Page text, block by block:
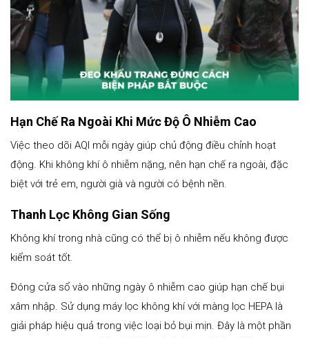
Hạn Chế Ra Ngoài Khi Mức Độ Ô Nhiễm Cao
Việc theo dõi AQI mỗi ngày giúp chủ động điều chỉnh hoạt
động. Khi không khí ô nhiễm nặng, nên hạn chế ra ngoài, đặc
biệt với trẻ em, người già và người có bệnh nền.
Thanh Lọc Không Gian Sống
Không khí trong nhà cũng có thể bị ô nhiễm nếu không được
kiểm soát tốt.
Đóng cửa sổ vào những ngày ô nhiễm cao giúp hạn chế bụi
xâm nhập. Sử dụng máy lọc không khí với màng lọc HEPA là
giải pháp hiệu quả trong việc loại bỏ bụi mịn. Đây là một phần